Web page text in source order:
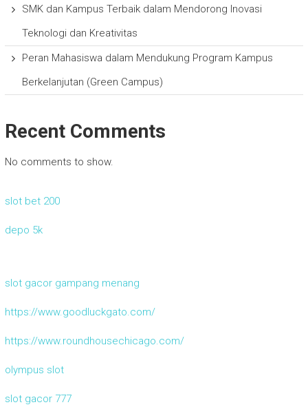
SMK dan Kampus Terbaik dalam Mendorong Inovasi
Teknologi dan Kreativitas
Peran Mahasiswa dalam Mendukung Program Kampus
Berkelanjutan (Green Campus)
Recent Comments
No comments to show.
slot bet 200
depo 5k
slot gacor gampang menang
https://www.goodluckgato.com/
https://www.roundhousechicago.com/
olympus slot
slot gacor 777